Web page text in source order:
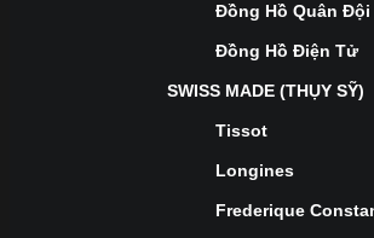
Đồng Hồ Quân Đội
Đồng Hồ Điện Tử
SWISS MADE (THỤY SỸ)
Tissot
Longines
Frederique